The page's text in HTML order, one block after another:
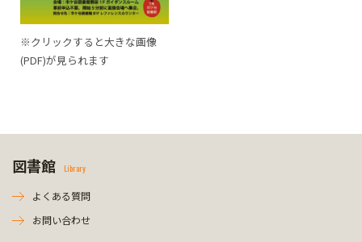
※クリックすると大きな画像
(PDF)が見られます
図書館 Library
よくある質問
お問い合わせ